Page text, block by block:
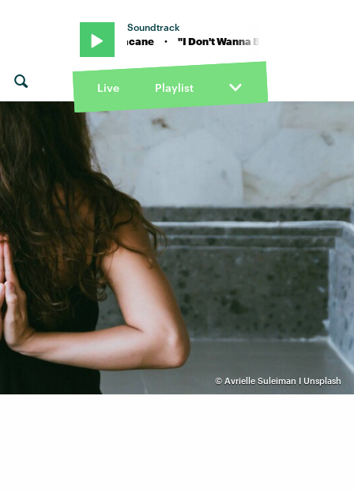
Soundtrack
Ray Novacane · "I Don't Wanna Be Like This" von Ray Novacane
Live Playlist
© Avrielle Suleiman I Unsplash